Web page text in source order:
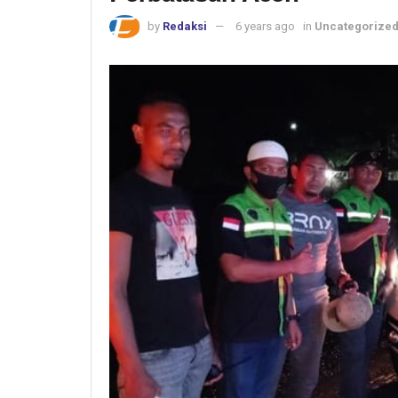
by Redaksi 6 years ago in Uncategorized